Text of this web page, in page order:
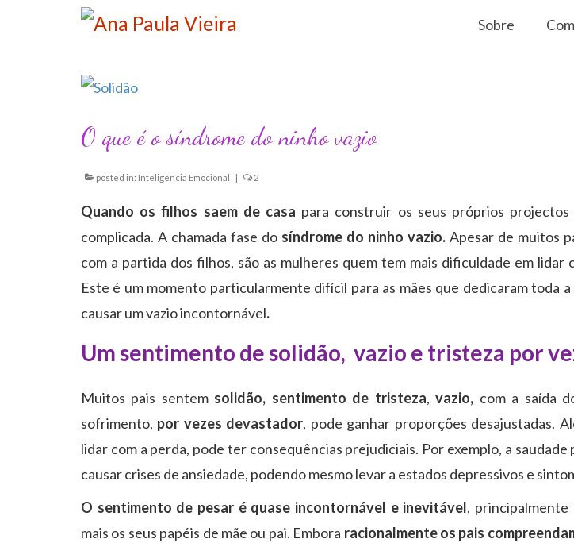
Sobre
O que é o síndrome do ninho vazio
posted in: Inteligência Emocional 2
Quando os filhos saem de casa para construir os seus próprios
complicada. A chamada fase do síndrome do ninho vazio.Apesar de muitos
com a partida dos filhos, são as mulheres quem tem mais dificuldade em lidar
Este é um momento particularmente difícil para as mães que dedicaram toda
causar um vazio incontornável.
Um sentimento de solidão, vazio e tristeza por
Muitos pais sentem solidão, sentimento de tristeza, vazio, com a saída
sofrimento, por vezes devastador, pode ganhar proporções desajustadas.
lidar com a perda, pode ter consequências prejudiciais. Por exemplo, a
causar crises de ansiedade, podendo mesmo levar a estados depressivos e
O sentimento de pesar é quase incontornável e inevitável, principalmente
mais os seus papéis de mãe ou pai. Embora racionalmente os pais